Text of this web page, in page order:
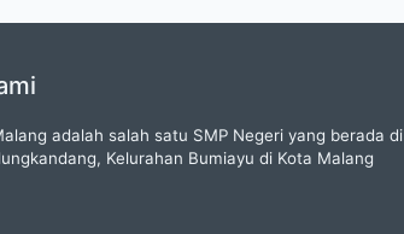
adalah salah satu SMP Negeri yang berada di
Kelurahan Bumiayu di Kota Malang